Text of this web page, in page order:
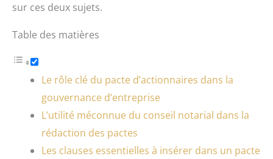
sur ces deux sujets.
Table des matières
Le rôle clé du pacte d’actionnaires dans la
gouvernance d’entreprise
L’utilité méconnue du conseil notarial dans la
rédaction des pactes
Les clauses essentielles à insérer dans un pacte